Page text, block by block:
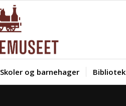
Skoler og barnehager Bibliotek